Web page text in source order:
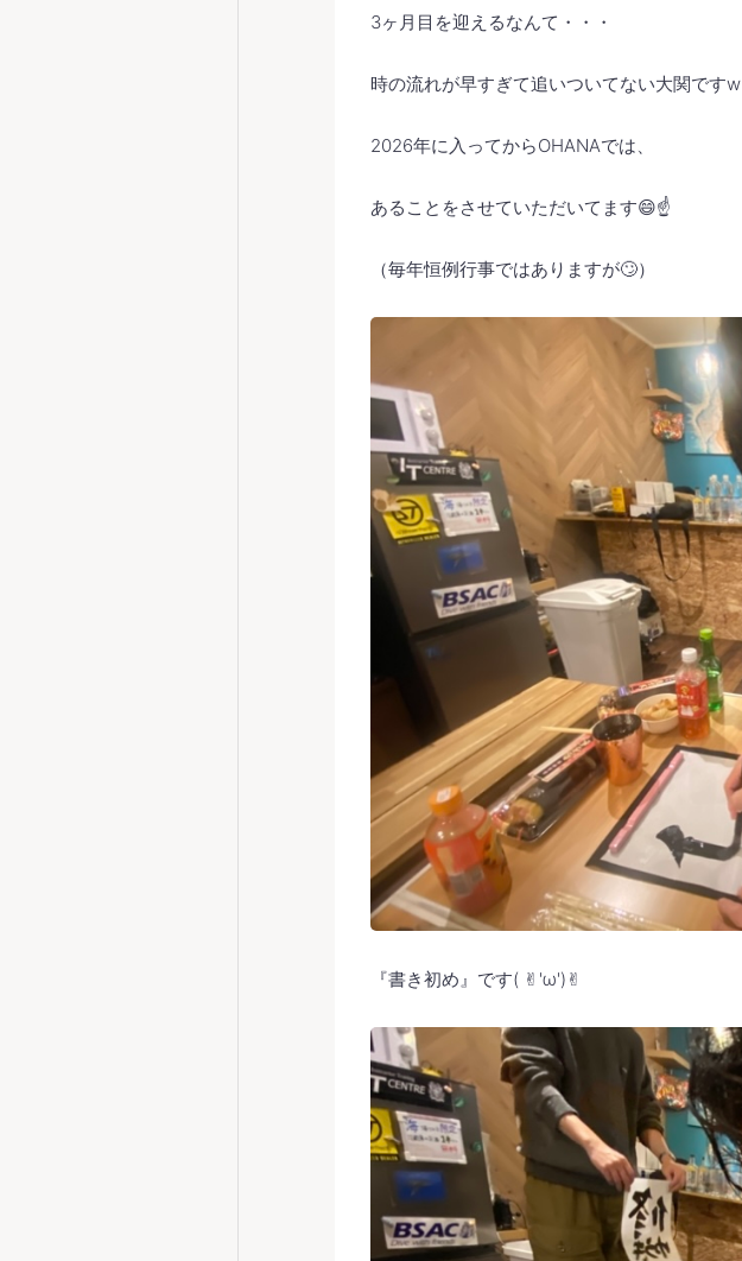
3ヶ月目を迎えるなんて・・・
時の流れが早すぎて追いついてない大関ですw
2026年に入ってからOHANAでは、
あることをさせていただいてます😄☝️
（毎年恒例行事ではありますが🙄）
『書き初め』です( ✌︎'ω')✌︎